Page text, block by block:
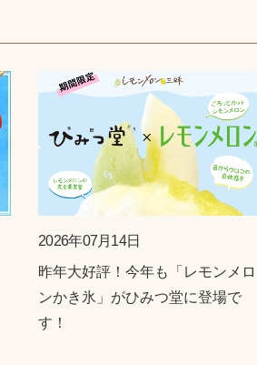
2026年07月14日
昨年大好評！今年も「レモンメロ
ンかき氷」がひみつ堂に登場で
す！